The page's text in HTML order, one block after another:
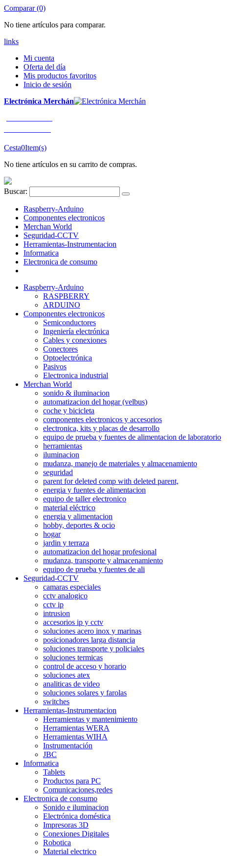
Comparar (0)
No tiene artículos para comparar.
links
Mi cuenta
Oferta del día
Mis productos favoritos
Inicio de sesión
Electrónica Merchán
Cesta0Item(s)
No tiene artículos en su carrito de compras.
Buscar:
Raspberry-Arduino
Componentes electronicos
Merchan World
Seguridad-CCTV
Herramientas-Instrumentacion
Informatica
Electronica de consumo
Raspberry-Arduino
RASPBERRY
ARDUINO
Componentes electronicos
Semiconductores
Ingeniería electrónica
Cables y conexiones
Conectores
Optoelectrónica
Pasivos
Electronica industrial
Merchan World
sonido & iluminacion
automatizacion del hogar (velbus)
coche y bicicleta
componentes electronicos y accesorios
electronica, kits y placas de desarrollo
equipo de prueba y fuentes de alimentacion de laboratorio
herramientas
iluminacion
mudanza, manejo de materiales y almacenamiento
seguridad
parent for deleted comp with deleted parent,
energia y fuentes de alimentacion
equipo de taller electronico
material eléctrico
energia y alimentacion
hobby, deportes & ocio
hogar
jardin y terraza
automatizacion del hogar profesional
mudanza, transporte y almacenamiento
equipo de prueba y fuentes de ali
Seguridad-CCTV
camaras especiales
cctv analogico
cctv ip
intrusion
accesorios ip y cctv
soluciones acero inox y marinas
posicionadores larga distancia
soluciones transporte y policiales
soluciones termicas
control de acceso y horario
soluciones atex
analiticas de video
soluciones solares y farolas
switches
Herramientas-Instrumentacion
Herramientas y mantenimiento
Herramientas WERA
Herramientas WIHA
Instrumentación
JBC
Informatica
Tablets
Productos para PC
Comunicaciones,redes
Electronica de consumo
Sonido e iluminacion
Electrónica doméstica
Impresoras 3D
Conexiones Digitales
Robotica
Material electrico